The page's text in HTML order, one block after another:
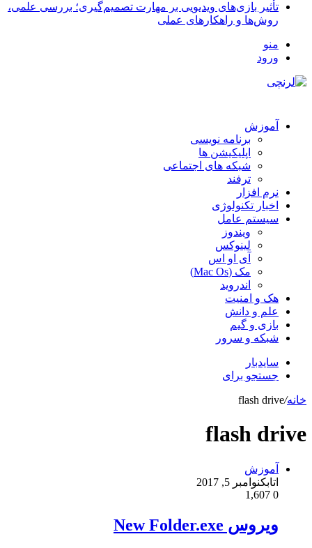
تأثیر بازی‌های ویدیویی بر مهارت تصمیم‌گیری؛ بررسی علمی،
روش‌ها و راهکارهای عملی
منو
ورود
آموزش
برنامه نویسی
اپلیکیشن ها
شبکه های اجتماعی
ترفند
نرم افزار
اخبار تکنولوژی
سیستم عامل
ویندوز
لینوکس
آی او اس
مک (Mac Os)
اندروید
هک و امنیت
علم و دانش
بازی و گیم
شبکه و سرور
سایدبار
جستجو برای
خانه/
flash drive
flash drive
آموزش
اتابکنوامبر 5, 2017
0
ویروس New Folder.exe